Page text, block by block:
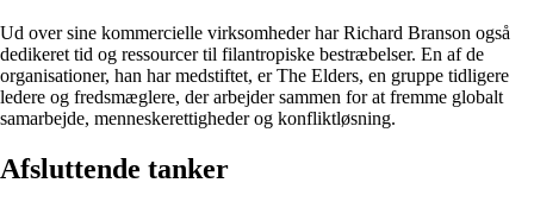
Ud over sine kommercielle virksomheder har Richard Branson også
dedikeret tid og ressourcer til filantropiske bestræbelser. En af de
organisationer, han har medstiftet, er The Elders, en gruppe tidligere
ledere og fredsmæglere, der arbejder sammen for at fremme globalt
samarbejde, menneskerettigheder og konfliktløsning.
Afsluttende tanker